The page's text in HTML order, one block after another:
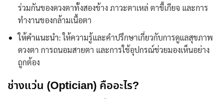
ร่วมกันของดวงตาทั้งสองข้าง ภาวะตาเหล่ ตาขี้เกียจ และการ
ทำงานของกล้ามเนื้อตา
ให้คำแนะนำ:ให้ความรู้และคำปรึกษาเกี่ยวกับการดูแลสุขภาพ
ดวงตา การถนอมสายตา และการใช้อุปกรณ์ช่วยมองเห็นอย่าง
ถูกต้อง
ช่างแว่น (Optician) คืออะไร?